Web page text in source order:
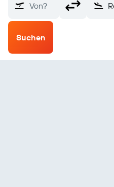
Von?
Suchen